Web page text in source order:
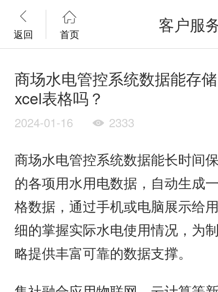

返回

首页 客户服
商场水电管控系统数据能存
xcel表格吗？
2024-01-16  2333
商场水电管控系统数据能长时间
的各项用水用电数据，自动生成
格数据，通过手机或电脑展示给
细的掌握实际水电使用情况，为
略提供丰富可靠的数据支撑。